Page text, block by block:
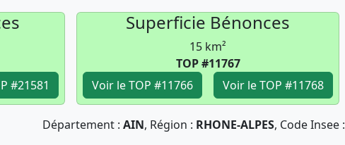
#21581
Superficie Bénonces
15 km²
TOP #11767
Voir le TOP #11766
Voir le TOP #11768
Département : AIN, Région : RHONE-ALPES, Code Insee :